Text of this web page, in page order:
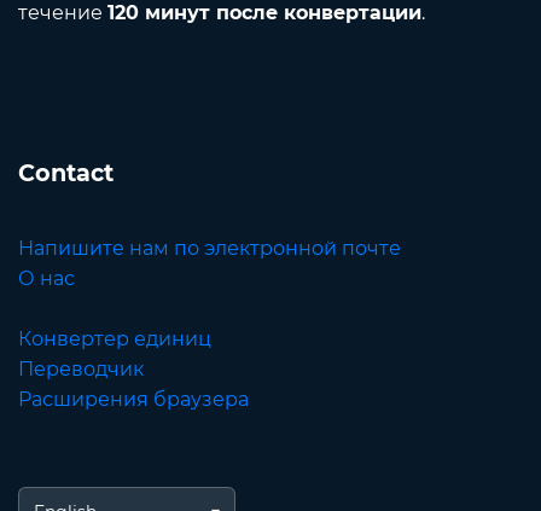
течение 120 минут после конвертации.
Contact
Напишите нам по электронной почте
О нас
Конвертер единиц
Переводчик
Расширения браузера